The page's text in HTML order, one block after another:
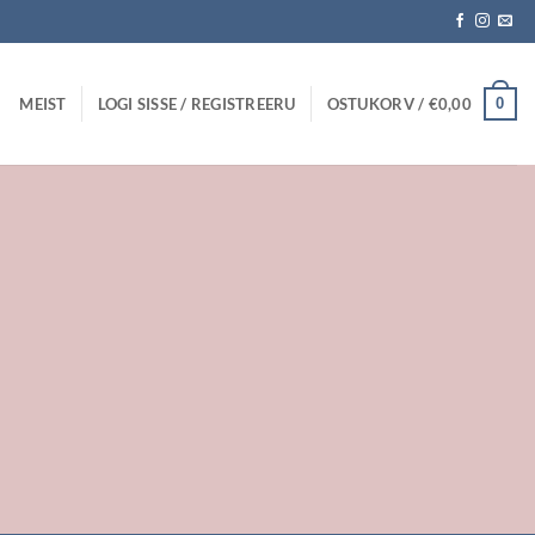
MEIST LOGI SISSE / REGISTREERU OSTUKORV / €0,00 0